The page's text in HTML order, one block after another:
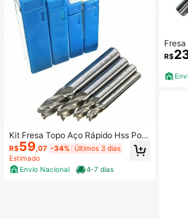
Kit Fresa Topo Aço Rápido Hss Poli
das 6mm 8mm 10mm 12mm
R$59,07 -34% Últimos 3 dias
Estimado
Envio Nacional
4-7 dias
R$